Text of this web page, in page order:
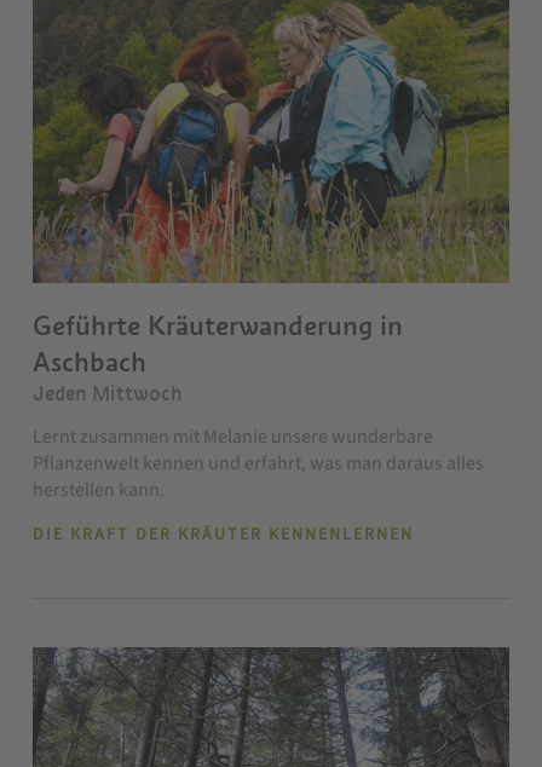
Geführte Kräuterwanderung in
Aschbach
Jeden Mittwoch
Lernt zusammen mit Melanie unsere wunderbare
Pflanzenwelt kennen und erfahrt, was man daraus alles
herstellen kann.
DIE KRAFT DER KRÄUTER KENNENLERNEN